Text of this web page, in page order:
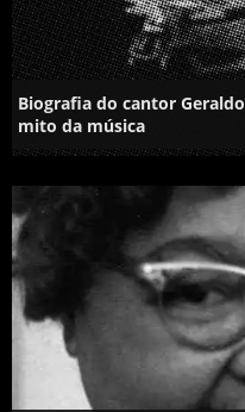
Biografia do cantor
mito da música